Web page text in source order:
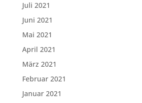
Juli 2021
Juni 2021
Mai 2021
April 2021
März 2021
Februar 2021
Januar 2021